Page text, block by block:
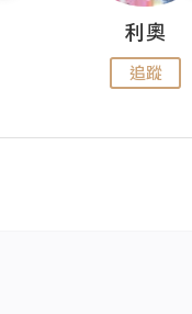
利奧
追蹤